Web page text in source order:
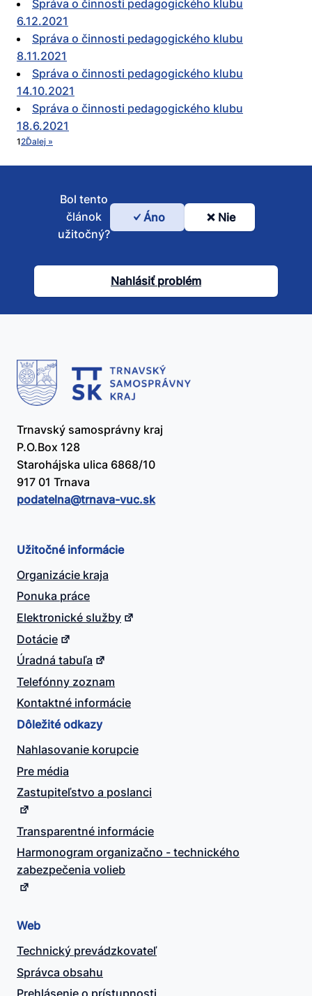
Správa o činnosti pedagogického klubu
6.12.2021
Správa o činnosti pedagogického klubu
8.11.2021
Správa o činnosti pedagogického klubu
14.10.2021
Správa o činnosti pedagogického klubu
18.6.2021
12Ďalej »
Bol
článok
užitočný?
Bol tento
článok
užitočný?
Áno Nie
Nahlásiť problém
Trnavský samosprávny kraj
P.O.Box 128
Starohájska ulica 6868/10
917 01 Trnava
podatelna@​trnava-vuc.sk
Užitočné informácie
Organizácie kraja
Ponuka práce
Elektronické služby
Dotácie
Úradná tabuľa
Telefónny zoznam
Kontaktné informácie
Dôležité odkazy
Nahlasovanie korupcie
Pre média
Zastupiteľstvo a poslanci
Transparentné informácie
Harmonogram organizačno - technického
zabezpečenia volieb
Web
Technický prevádzkovateľ
Správca obsahu